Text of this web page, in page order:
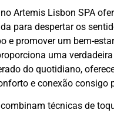
Artemis Lisbon SPA
para despertar os
e promover um bem-
uma
do quotidiano,
e conexão consigo
técnicas de